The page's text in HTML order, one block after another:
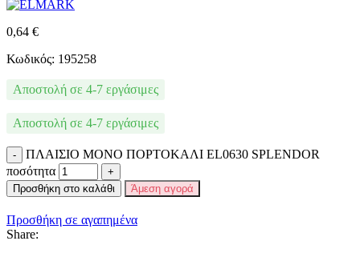
0,64 €
Κωδικός: 195258
Αποστολή σε 4-7 εργάσιμες
Αποστολή σε 4-7 εργάσιμες
ΠΛΑΙΣΙΟ ΜΟΝΟ ΠΟΡΤΟΚΑΛΙ EL0630 SPLENDOR
ποσότητα
Προσθήκη στο καλάθι Άμεση αγορά
Προσθήκη σε αγαπημένα
Share: